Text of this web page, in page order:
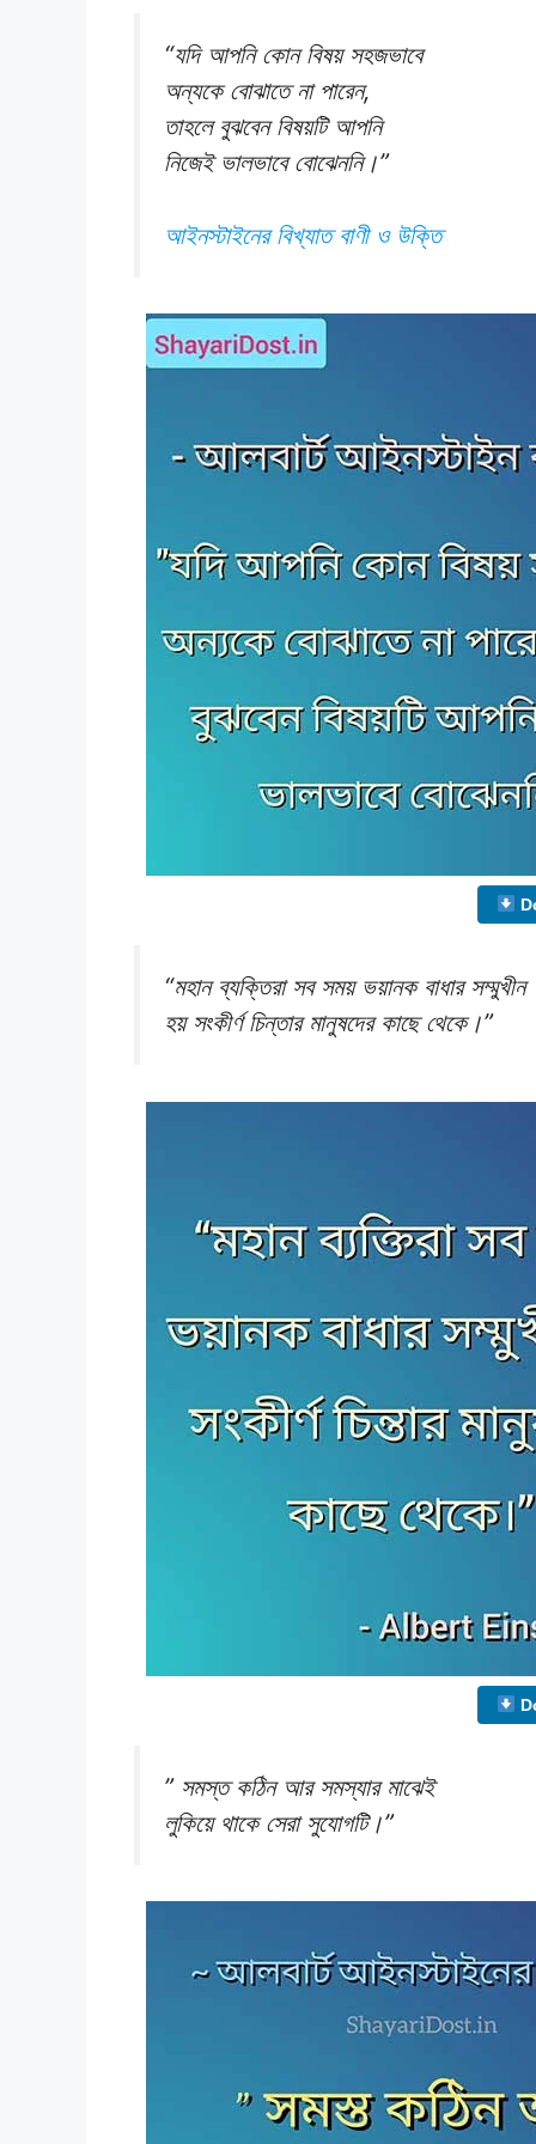
“যদি আপনি কোন বিষয় সহজভাবে
অন্যকে বোঝাতে না পারেন,
তাহলে বুঝবেন বিষয়টি আপনি
নিজেই ভালভাবে বোঝেননি।”
আইনস্টাইনের বিখ্যাত বাণী ও উক্তি
“মহান ব্যক্তিরা সব সময় ভয়ানক বাধার সম্মুখীন
হয় সংকীর্ণ চিন্তার মানুষদের কাছে থেকে।”
” সমস্ত কঠিন আর সমস্যার মাঝেই
লুকিয়ে থাকে সেরা সুযোগটি।”